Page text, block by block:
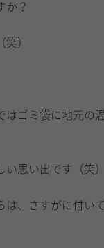
か？
）
はゴミ袋に地元の
い思い出です（笑）
は、さすがに付い